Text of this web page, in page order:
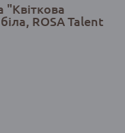
"Квіткова
ROSA Talent